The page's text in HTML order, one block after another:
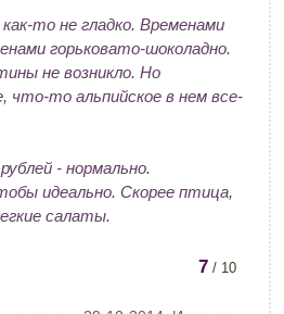
то не гладко. Временами
горьковато-шоколадно.
не возникло. Но
что-то альпийское в нем все-
- нормально.
идеально. Скорее птица,
салаты.
7 / 10